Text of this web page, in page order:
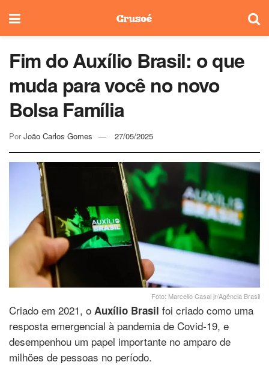
Fim do Auxílio Brasil: o que
muda para você no novo
Bolsa Família
Por João Carlos Gomes 27/05/2025
Foto: Marcello Casal jr/Agência Brasil
Criado em 2021, o Auxílio Brasil foi criado como uma
resposta emergencial à pandemia de Covid-19, e
desempenhou um papel importante no amparo de
milhões de pessoas no período.